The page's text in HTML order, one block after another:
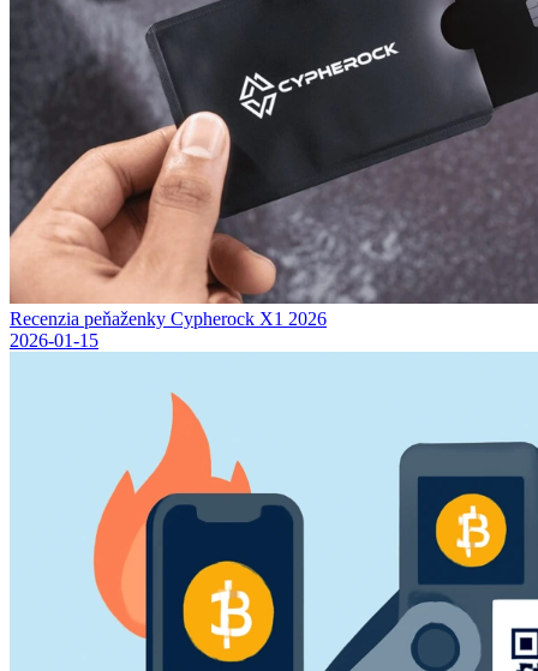
Recenzia peňaženky Cypherock X1 2026
2026-01-15